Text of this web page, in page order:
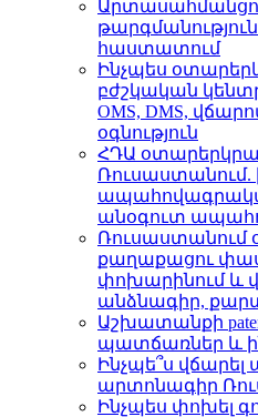
հաստատում
Ինչպես
բժշկական
OMS, DMS,
օգնություն
ՀԴԱ
Ռուսաստանում.
անօգուտ
Ռուսաստանում
քաղաքացու
փոխարինում և
անձնագիր,
Աշխատանքի
պատճառներ և
Ինչպե՞ս
արտոնագիր
Ինչպես փոխել